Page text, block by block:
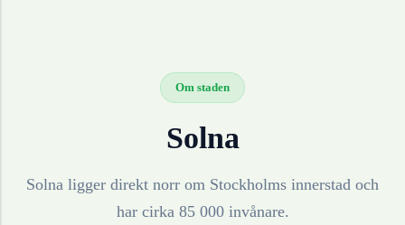
Om staden
Solna
Solna ligger direkt norr om Stockholms innerstad och
har cirka 85 000 invånare.